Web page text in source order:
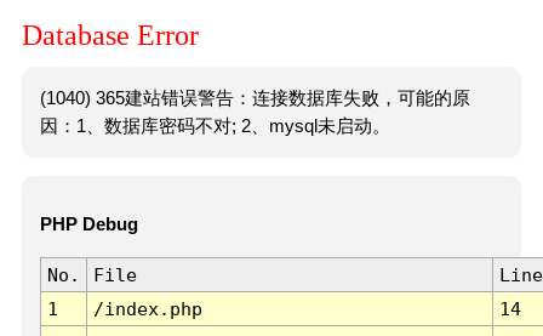
Database Error
(1040) 365建站错误警告：连接数据库失败，可能的原
因：1、数据库密码不对; 2、mysql未启动。
PHP Debug
No. File
Line
1
/index.php 14